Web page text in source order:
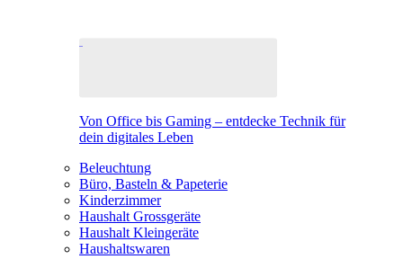
Von Office bis Gaming – entdecke Technik für
dein digitales Leben
Beleuchtung
Büro, Basteln & Papeterie
Kinderzimmer
Haushalt Grossgeräte
Haushalt Kleingeräte
Haushaltswaren